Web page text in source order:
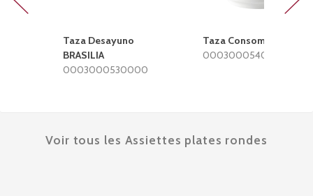
Taza Desayuno
BRASILIA
0003000530000
Taza Consomé
0003000540000
Voir tous les Assiettes plates rondes